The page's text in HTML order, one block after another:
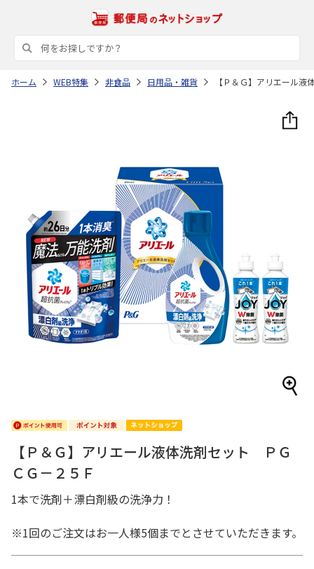
ホーム WEB特集 非食品 日用品・雑貨 【Ｐ＆Ｇ】アリエール
【Ｐ＆Ｇ】アリエール液体洗剤セット ＰＧ
ＣＧ－２５Ｆ
1本で洗剤＋漂白剤級の洗浄力！
※1回のご注文はお一人様5個までとさせていただきます。